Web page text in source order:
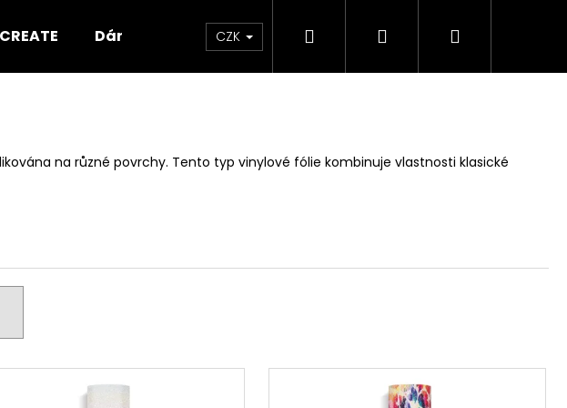
CREATE Dárkový poukaz BLEŠÍ TRH🛍️ Doprava a platba
CZK Hledat PřihlášeníNákupní
na různé povrchy. Tento typ vinylové fólie kombinuje vlastnosti klasické
HLEDAT